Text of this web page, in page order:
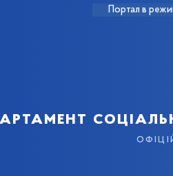
Портал в